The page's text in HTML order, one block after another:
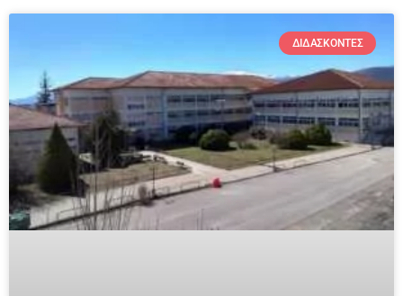
ΔΙΔΆΣΚΟΝΤΕΣ